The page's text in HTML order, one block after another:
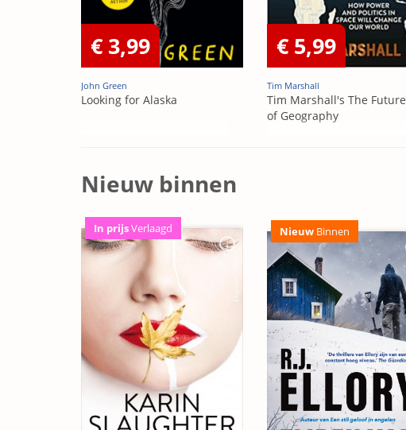
€ 3,99
John Green
Looking for Alaska
€ 5,99
Tim Marshall
Tim Marshall's The Future
of Geography
Nieuw binnen
In prijsVerlaagd Nieuw Binnen